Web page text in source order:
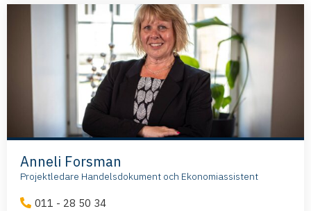
Anneli Forsman
Projektledare Handelsdokument och Ekonomiassistent
011 - 28 50 34